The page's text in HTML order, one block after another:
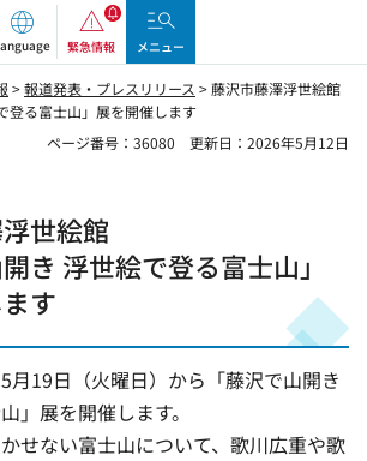
緊急情報 メニュー
>報道発表・プレスリリース > 藤沢市藤澤浮世絵館
登る富士山」展を開催します
ページ番号：36080
更新日：2026年5月12日
世絵館
開き 浮世絵で登る富士山」
す
月19日（火曜日）から「藤沢で山開き
」展を開催します。
せない富士山について、歌川広重や歌